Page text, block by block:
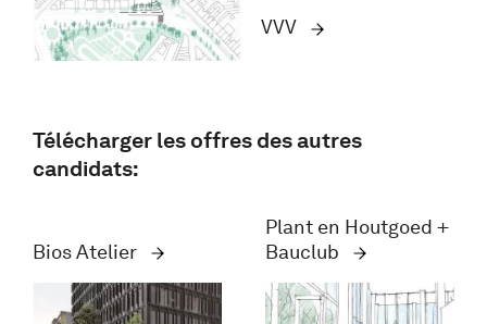
VVV
Télécharger les offres des autres
candidats:
Bios Atelier
Plant en Houtgoed +
Bauclub